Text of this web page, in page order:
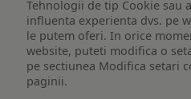
Tehnologii de tip Cookie sau
influenta experienta dvs. pe
le putem oferi. In orice
website, puteti modifica o
pe sectiunea Modifica setari
paginii.